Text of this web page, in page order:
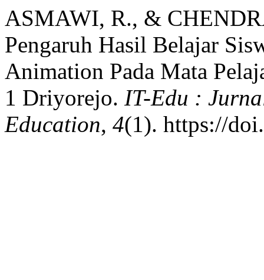
ASMAWI, R., &
Pengaruh Hasil Belajar
Animation Pada Mata
1 Driyorejo. IT-Edu :
Education, 4(1). https://